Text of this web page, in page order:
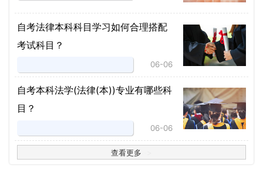
自考法律本科科目学习如何合理搭配
考试科目？
06-06
​自考本科法学(法律(本))专业有哪些科
目？
06-06
查看更多